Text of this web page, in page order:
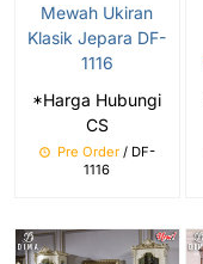
Mewah Ukiran
Klasik Jepara DF-
1116
*Harga Hubungi
CS
Pre Order/ DF-
1116